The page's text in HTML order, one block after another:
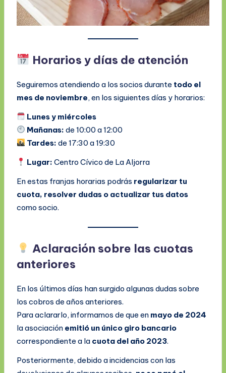
Horarios y días de atención
Seguiremos atendiendo a los socios durante todo el
mes de noviembre, en los siguientes días y horarios:
Lunes y miércoles
Mañanas: de 10:00 a 12:00
Tardes: de 17:30 a 19:30
Lugar: Centro Cívico de La Aljorra
En estas franjas horarias podrás regularizar tu
cuota, resolver dudas o actualizar tus datos
como socio.
Aclaración sobre las cuotas
anteriores
En los últimos días han surgido algunas dudas sobre
los cobros de años anteriores.
Para aclararlo, informamos de que en mayo de 2024
la asociación emitió un único giro bancario
correspondiente a la cuota del año 2023.
Posteriormente, debido a incidencias con las